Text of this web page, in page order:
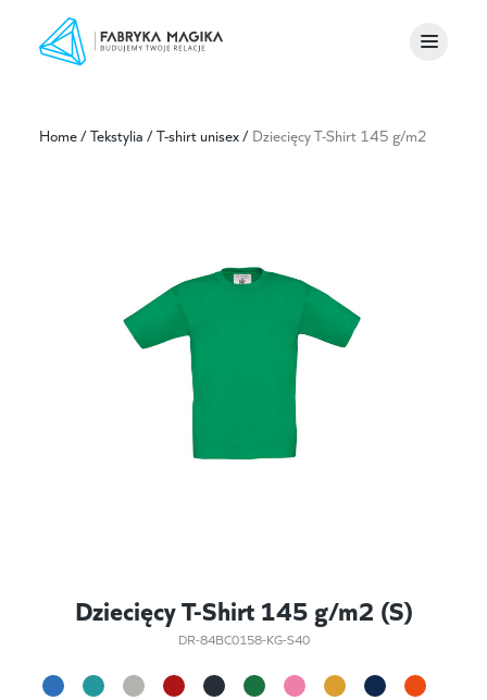
Home/Tekstylia /T-shirt unisex/ Dziecięcy T-Shirt 145 g/m2
Dziecięcy T-Shirt 145 g/m2 (S)
DR-84BC0158-KG-S40